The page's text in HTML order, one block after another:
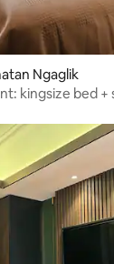
Ngaglik
kingsize bed +